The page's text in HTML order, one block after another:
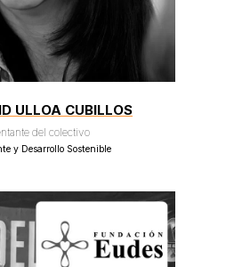
ULLOA CUBILLOS
del colectivo
y Desarrollo Sostenible